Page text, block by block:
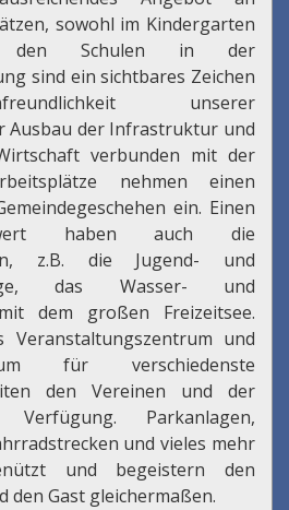
sowohl im Kindergarten
Schulen in der
sind ein sichtbares Zeichen
unserer
Ausbau der Infrastruktur und
verbunden mit der
nehmen einen
ein. Einen
haben auch die
z.B. die Jugend- und
das Wasser- und
dem großen Freizeitsee.
Veranstaltungszentrum und
für verschiedenste
den Vereinen und der
Parkanlagen,
und vieles mehr
und begeistern den
den Gast gleichermaßen.